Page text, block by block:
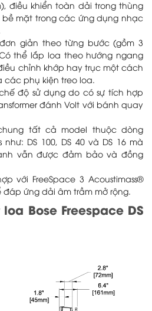
điều khiển toàn dải trong thùng
bề mặt trong các ứng dụng nhạc
giản theo từng bước (gồm 3
thể lắp loa theo hướng ngang
chỉnh khớp hay trục một cách
các phụ kiện treo loa.
độ sử dụng do có sự tích hợp
đánh Volt với bánh quay
tất cả model thuộc dòng
như: DS 100, DS 40 và DS 16 mà
vẫn được đảm bảo và đồng
với FreeSpace 3 Acoustimass®
ứng dải âm trầm mở rộng.
Bose Freespace DS